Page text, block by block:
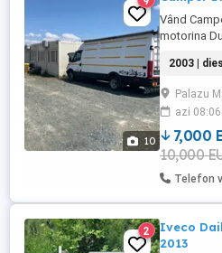
10
Vând
motorina
locuri Mai
WhatsApp
2003 |
Palazu
azi 08:06
7,000
10,000
Telefon
2
Iveco
2013